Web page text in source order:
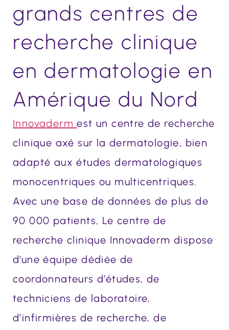
grands centres de
recherche clinique
en dermatologie en
Amérique du Nord
Innovadermest un centre de recherche
clinique axé sur la dermatologie, bien
adapté aux études dermatologiques
monocentriques ou multicentriques.
Avec une base de données de plus de
90 000 patients, Le centre de
recherche clinique Innovaderm dispose
d’une équipe dédiée de
coordonnateurs d’études, de
techniciens de laboratoire,
d’infirmières de recherche, de